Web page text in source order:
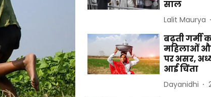
साल
Lalit Maurya
बढ़ती गर्मी
महिलाओं
पर असर,
आई चिंता
Dayanidhi